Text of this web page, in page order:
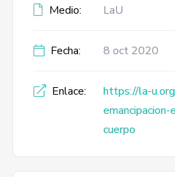
Medio: LaU
Fecha: 8 oct 2020
Enlace:
https://la-
cuerpo